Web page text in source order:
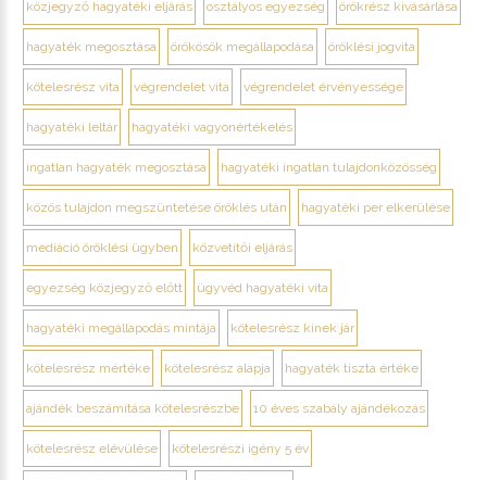
közjegyző hagyatéki eljárás osztályos egyezség örökrész kivásárlása
hagyaték megosztása örökösök megállapodása öröklési jogvita
kötelesrész vita végrendelet vita végrendelet érvényessége
hagyatéki leltár hagyatéki vagyonértékelés
ingatlan hagyaték megosztása hagyatéki ingatlan tulajdonközösség
közös tulajdon megszüntetése öröklés után hagyatéki per elkerülése
mediáció öröklési ügyben közvetítői eljárás
egyezség közjegyző előtt ügyvéd hagyatéki vita
hagyatéki megállapodás mintája kötelesrész kinek jár
kötelesrész mértéke kötelesrész alapja hagyaték tiszta értéke
ajándék beszámítása kötelesrészbe 10 éves szabály ajándékozás
kötelesrész elévülése kötelesrészi igény 5 év